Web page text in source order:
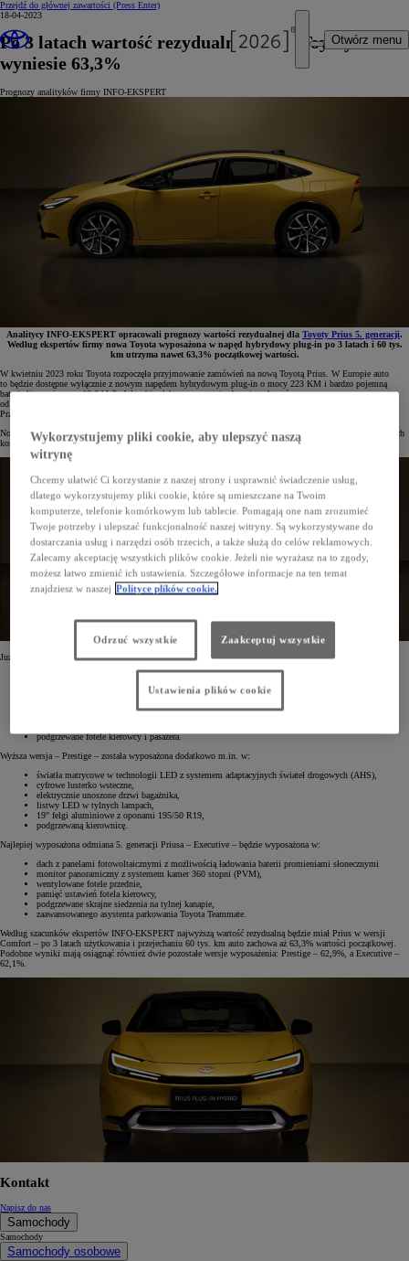
Przejdź do głównej zawartości (Press Enter)
Otwórz menu
18-04-2023
Po 3 latach wartość rezydualna nowej Toyoty Prius
wyniesie 63,3%
Prognozy analityków firmy INFO-EKSPERT
Analitycy INFO-EKSPERT opracowali prognozy wartości rezydualnej dla Toyoty Prius 5. generacji.
Według ekspertów firmy nowa Toyota wyposażona w napęd hybrydowy plug-in po 3 latach i 60 tys.
km utrzyma nawet 63,3% początkowej wartości.
W kwietniu 2023 roku Toyota rozpoczęła przyjmowanie zamówień na nową Toyotą Prius. W Europie auto
to będzie dostępne wyłącznie z nowym napędem hybrydowym plug-in o mocy 223 KM i bardzo pojemną
baterią litowo-jonową 13,6 kWh. W trybie elektrycznym pojazd może pokonać nawet
od 72 do 86 km wg normy WLTP, a średnie zużycie paliwa sięga 0,5–0,7 l/100 km (w zależności od wersji).
Przyspieszenie od 0 do 100 km/h wynosi 6,7 s.
Nowy Prius będzie dostępny w trzech wersjach wyposażenia – Comfort, Prestige i Executive. Najtańsza z nich
kosztuje od 199 900 zł.
Już podstawowa wersja – Comfort – jest bardzo dobrze wyposażona. W standardzie ma m.in.:
system multimedialny Toyota Smart Connect® z kolorowym ekranem dotykowym (12,3"),
inteligentny asystent głosowy,
nawigację Connected z dodatkowym trybem offline i 4-letnią darmową transmisją danych,
podgrzewane fotele kierowcy i pasażera.
Wyższa wersja – Prestige – została wyposażona dodatkowo m.in. w:
światła matrycowe w technologii LED z systemem adaptacyjnych świateł drogowych (AHS),
cyfrowe lusterko wsteczne,
elektrycznie unoszone drzwi bagażnika,
listwy LED w tylnych lampach,
19" felgi aluminiowe z oponami 195/50 R19,
podgrzewaną kierownicę.
Najlepiej wyposażona odmiana 5. generacji Priusa – Executive – będzie wyposażona w:
dach z panelami fotowoltaicznymi z możliwością ładowania baterii promieniami słonecznymi
monitor panoramiczny z systemem kamer 360 stopni (PVM),
wentylowane fotele przednie,
pamięć ustawień fotela kierowcy,
podgrzewane skrajne siedzenia na tylnej kanapie,
zaawansowanego asystenta parkowania Toyota Teammate.
Według szacunków ekspertów INFO-EKSPERT najwyższą wartość rezydualną będzie miał Prius w wersji
Comfort – po 3 latach użytkowania i przejechaniu 60 tys. km auto zachowa aż 63,3% wartości początkowej.
Podobne wyniki mają osiągnąć również dwie pozostałe wersje wyposażenia: Prestige – 62,9%, a Executive –
62,1%.
Kontakt
Napisz do nas
Samochody
Samochody
Samochody osobowe
Wykorzystujemy pliki cookie, aby ulepszyć naszą
witrynę
Chcemy ułatwić Ci korzystanie z naszej strony i usprawnić świadczenie usług,
dlatego wykorzystujemy pliki cookie, które są umieszczane na Twoim
komputerze, telefonie komórkowym lub tablecie. Pomagają one nam zrozumieć
Twoje potrzeby i ulepszać funkcjonalność naszej witryny. Są wykorzystywane do
dostarczania usług i narzędzi osób trzecich, a także służą do celów reklamowych.
Zalecamy akceptację wszystkich plików cookie. Jeżeli nie wyrażasz na to zgody,
możesz łatwo zmienić ich ustawienia. Szczegółowe informacje na ten temat
znajdziesz w naszej Polityce plików cookie.
Odrzuć wszystkie Zaakceptuj wszystkie
Ustawienia plików cookie